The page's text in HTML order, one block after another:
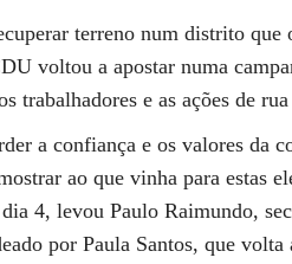
terreno num distrito
voltou a apostar numa
trabalhadores e as ações de
a confiança e os valores da
ao que vinha para estas
4, levou Paulo Raimundo,
por Paula Santos, que